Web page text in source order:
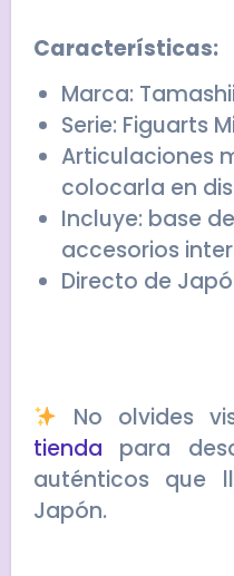
Características:
Marca:
Serie: Figuarts
Articulaciones
colocarla en
Incluye: base
accesorios
Directo de
No olvides
tienda para
auténticos que
Japón.